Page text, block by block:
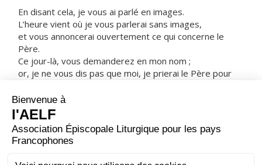
En disant cela, je vous ai parlé en images.
L’heure vient où je vous parlerai sans images,
et vous annoncerai ouvertement ce qui concerne le
Père.
Ce jour-là, vous demanderez en mon nom ;
or, je ne vous dis pas que moi, je prierai le Père pour
car le Père lui-même vous aime,
parce que vous m’avez aimé
et vous avez cru que c’est de Dieu que je suis sorti.
Je suis sorti du Père, et je suis venu dans le monde ;
maintenant, je quitte le monde, et je pars vers le Père.
»